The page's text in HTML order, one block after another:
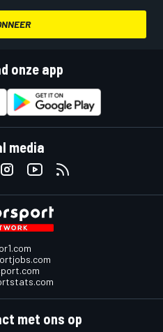
onze app
media
met ons op